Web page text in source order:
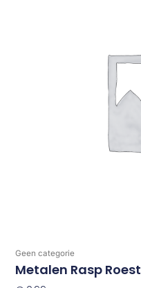
Geen categorie
Metalen Rasp Roest